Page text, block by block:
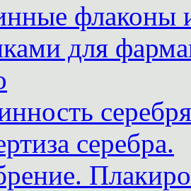
флаконы
для
серебра.